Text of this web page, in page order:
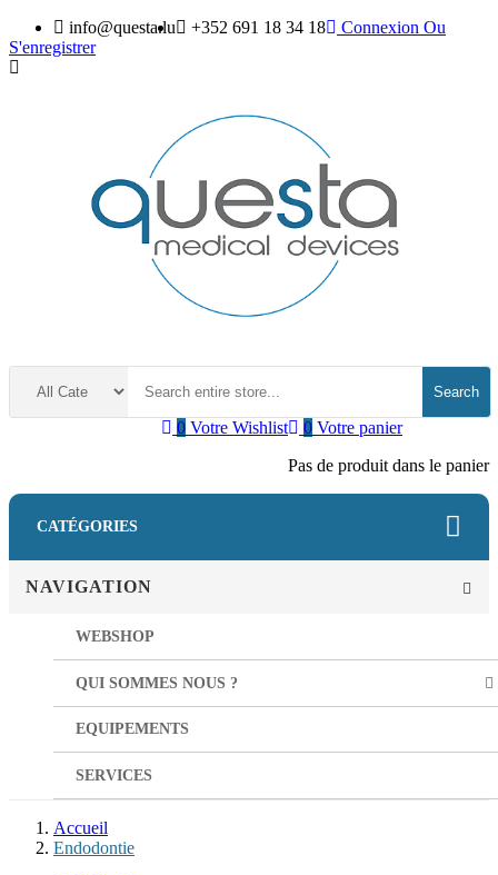
info@questa.lu +352 691 18 34 18 Connexion Ou
S'enregistrer
Search
0 Votre panier
Pas de produit dans le panier
0 Votre Wishlist
CATÉGORIES
NAVIGATION
WEBSHOP
QUI SOMMES NOUS ?
EQUIPEMENTS
SERVICES
Accueil
Endodontie